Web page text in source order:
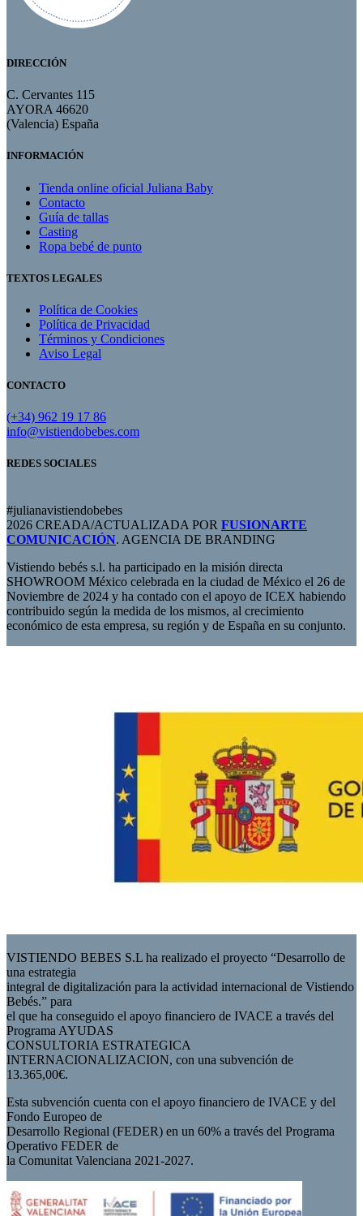
DIRECCIÓN
C. Cervantes 115
AYORA 46620
(Valencia) España
INFORMACIÓN
Tienda online oficial Juliana Baby
Contacto
Guía de tallas
Casting
Ropa bebé de punto
TEXTOS LEGALES
Política de Cookies
Política de Privacidad
Términos y Condiciones
Aviso Legal
CONTACTO
(+34) 962 19 17 86
info@vistiendobebes.com
REDES SOCIALES
#julianavistiendobebes
2026 CREADA/ACTUALIZADA POR FUSIONARTE
COMUNICACIÓN. AGENCIA DE BRANDING
Vistiendo bebés s.l. ha participado en la misión directa
SHOWROOM México celebrada en la ciudad de México el 26 de
Noviembre de 2024 y ha contado con el apoyo de ICEX habiendo
contribuido según la medida de los mismos, al crecimiento
económico de esta empresa, su región y de España en su conjunto.
VISTIENDO BEBES S.L ha realizado el proyecto “Desarrollo de
una estrategia
integral de digitalización para la actividad internacional de Vistiendo
Bebés.” para
el que ha conseguido el apoyo financiero de IVACE a través del
Programa AYUDAS
CONSULTORIA ESTRATEGICA
INTERNACIONALIZACION, con una subvención de
13.365,00€.
Esta subvención cuenta con el apoyo financiero de IVACE y del
Fondo Europeo de
Desarrollo Regional (FEDER) en un 60% a través del Programa
Operativo FEDER de
la Comunitat Valenciana 2021-2027.